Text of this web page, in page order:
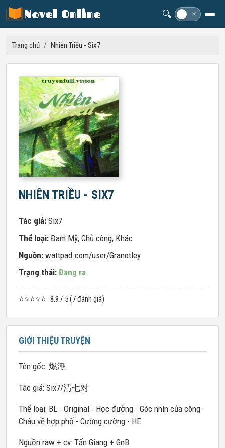
Novel Online 🔍 ☀
Trang chủ / Nhiên Triều - Six7
NHIÊN TRIỀU - SIX7
Tác giả: Six7
Thể loại: Đam Mỹ, Chủ công, Khác
Nguồn: wattpad.com/user/Granotley
Trạng thái: Đang ra
⭐⭐⭐⭐⭐ 8.9 / 5 (7 đánh giá)
GIỚI THIỆU TRUYỆN
Tên gốc: 燃潮
Tác giả: Six7/清七对
Thể loại: BL - Original - Học đường - Góc nhìn của công -
Châu về hợp phố - Cường cường - HE
Nguồn raw + cv: Tấn Giang + GnB